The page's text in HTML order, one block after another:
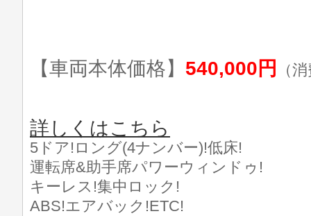
【車両本体価格】 540,000円 （
詳しくはこちら
5ドア!ロング(4ナンバー)!低床!
運転席&助手席パワーウィンドゥ!
キーレス!集中ロック!
ABS!エアバック!ETC!